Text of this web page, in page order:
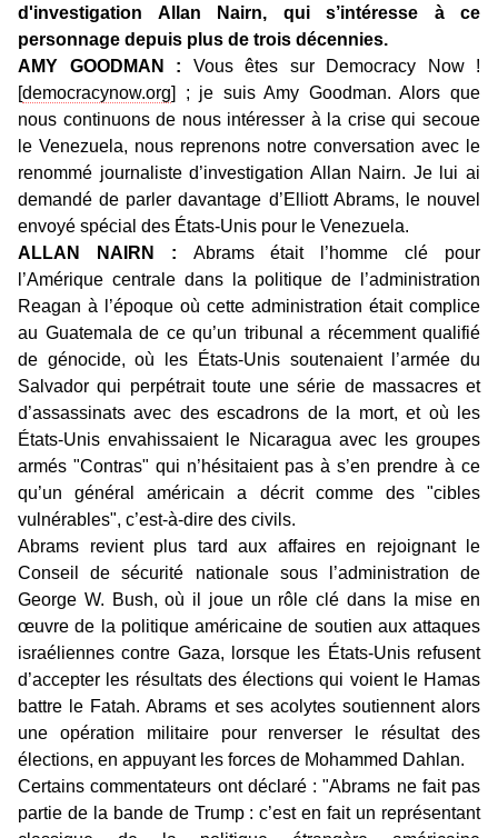
d'investigation Allan Nairn, qui s’intéresse à ce
personnage depuis plus de trois décennies.
AMY GOODMAN : Vous êtes sur Democracy Now !
[democracynow.org] ; je suis Amy Goodman. Alors que
nous continuons de nous intéresser à la crise qui secoue
le Venezuela, nous reprenons notre conversation avec le
renommé journaliste d’investigation Allan Nairn. Je lui ai
demandé de parler davantage d’Elliott Abrams, le nouvel
envoyé spécial des États-Unis pour le Venezuela.
ALLAN NAIRN : Abrams était l’homme clé pour
l’Amérique centrale dans la politique de l’administration
Reagan à l’époque où cette administration était complice
au Guatemala de ce qu’un tribunal a récemment qualifié
de génocide, où les États-Unis soutenaient l’armée du
Salvador qui perpétrait toute une série de massacres et
d’assassinats avec des escadrons de la mort, et où les
États-Unis envahissaient le Nicaragua avec les groupes
armés "Contras" qui n’hésitaient pas à s’en prendre à ce
qu’un général américain a décrit comme des "cibles
vulnérables", c’est-à-dire des civils.
Abrams revient plus tard aux affaires en rejoignant le
Conseil de sécurité nationale sous l’administration de
George W. Bush, où il joue un rôle clé dans la mise en
œuvre de la politique américaine de soutien aux attaques
israéliennes contre Gaza, lorsque les États-Unis refusent
d’accepter les résultats des élections qui voient le Hamas
battre le Fatah. Abrams et ses acolytes soutiennent alors
une opération militaire pour renverser le résultat des
élections, en appuyant les forces de Mohammed Dahlan.
Certains commentateurs ont déclaré : "Abrams ne fait pas
partie de la bande de Trump : c’est en fait un représentant